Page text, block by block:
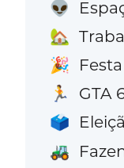
👽
🏡
🎉 Festa
🏃 GTA
🗳️
🚜